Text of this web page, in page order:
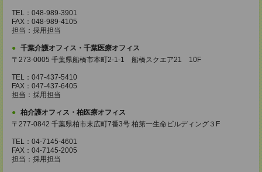
TEL：048-989-3901
FAX：048-989-4105
担当：採用担当
千葉介護オフィス・千葉医療オフィス
〒273-0005 千葉県船橋市本町2-1-1 船橋スクエア21 10F
TEL：047-437-5410
FAX：047-437-6405
担当：採用担当
柏介護オフィス・柏医療オフィス
〒277-0842 千葉県柏市末広町7番3号 柏第一生命ビルディング３F
TEL：04-7145-4601
FAX：04-7145-2005
担当：採用担当